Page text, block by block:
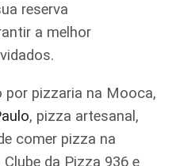
reserva
a melhor
por pizzaria na Mooca,
, pizza artesanal,
comer pizza na
da Pizza 936 e